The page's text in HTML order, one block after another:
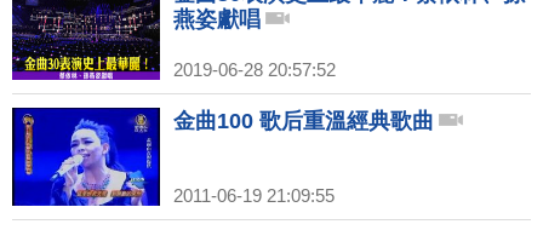
燕姿獻唱
2019-06-28 20:57:52
金曲100 歌后重溫經典歌曲
2011-06-19 21:09:55